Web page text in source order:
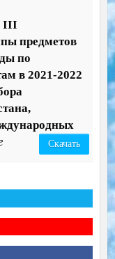
III
предметов
по
в 2021-2022
Скачать